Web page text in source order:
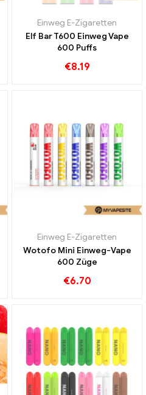
Einweg E-Zigaretten
Elf Bar T600 Einweg Vape
600 Puffs
€8.19
Einweg E-Zigaretten
Wotofo Mini Einweg-Vape
600 Züge
€6.70